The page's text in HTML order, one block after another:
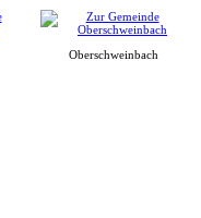
Oberschweinbach